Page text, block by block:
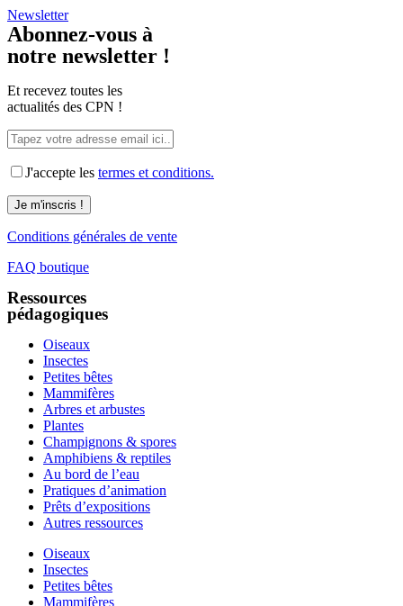
Newsletter
Abonnez-vous à
notre newsletter !
Et recevez toutes les
actualités des CPN !
J'accepte les termes et conditions.
Conditions générales de vente
FAQ boutique
Ressources
pédagogiques
Oiseaux
Insectes
Petites bêtes
Mammifères
Arbres et arbustes
Plantes
Champignons & spores
Amphibiens & reptiles
Au bord de l’eau
Pratiques d’animation
Prêts d’expositions
Autres ressources
Oiseaux
Insectes
Petites bêtes
Mammifères